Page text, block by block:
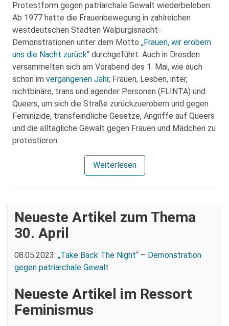
Protestform gegen patriarchale Gewalt wiederbeleben.
Ab 1977 hatte die Frauenbewegung in zahlreichen
westdeutschen Städten Walpurgisnacht-
Demonstrationen unter dem Motto „Frauen, wir erobern
uns die Nacht zurück“ durchgeführt. Auch in Dresden
versammelten sich am Vorabend des 1. Mai, wie auch
schon im vergangenen Jahr, Frauen, Lesben, inter,
nichtbinäre, trans und agender Personen (FLINTA) und
Queers, um sich die Straße zurückzuerobern und gegen
Feminizide, transfeindliche Gesetze, Angriffe auf Queers
und die alltägliche Gewalt gegen Frauen und Mädchen zu
protestieren.
Weiterlesen
Neueste Artikel zum Thema
30. April
08.05.2023: „Take Back The Night“ – Demonstration
gegen patriarchale Gewalt
Neueste Artikel im Ressort
Feminismus